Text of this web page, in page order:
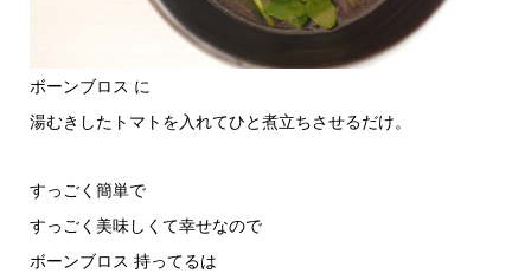
ボーンブロス に
湯むきしたトマトを入れてひと煮立ちさせるだけ。
すっごく簡単で
すっごく美味しくて幸せなので
ボーンブロス 持ってるは